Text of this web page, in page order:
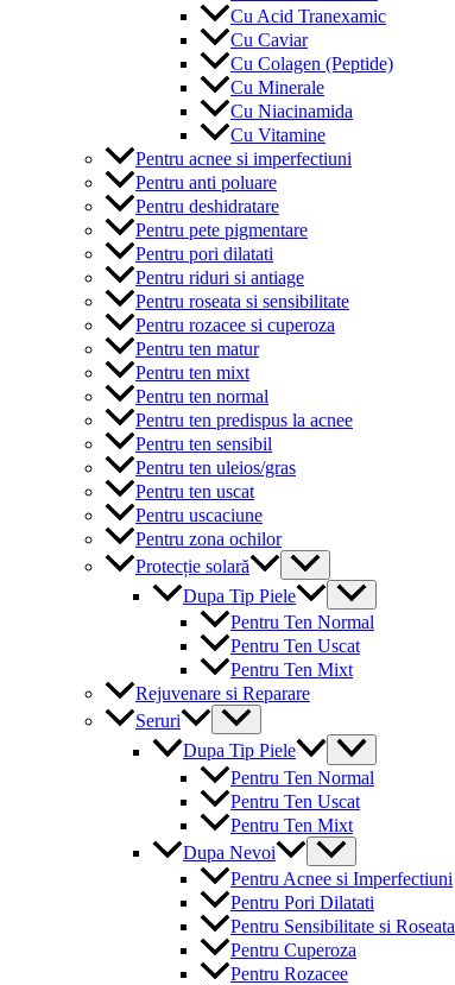
Cu Acid Tranexamic
Cu Caviar
Cu Colagen (Peptide)
Cu Minerale
Cu Niacinamida
Cu Vitamine
Pentru acnee si imperfectiuni
Pentru anti poluare
Pentru deshidratare
Pentru pete pigmentare
Pentru pori dilatati
Pentru riduri si antiage
Pentru roseata si sensibilitate
Pentru rozacee si cuperoza
Pentru ten matur
Pentru ten mixt
Pentru ten normal
Pentru ten predispus la acnee
Pentru ten sensibil
Pentru ten uleios/gras
Pentru ten uscat
Pentru uscaciune
Pentru zona ochilor
Protecție solară
Menu
Toggle
Dupa Tip Piele
Menu
Toggle
Pentru Ten Normal
Pentru Ten Uscat
Pentru Ten Mixt
Rejuvenare si Reparare
Seruri
Menu
Toggle
Dupa Tip Piele
Menu
Toggle
Pentru Ten Normal
Pentru Ten Uscat
Pentru Ten Mixt
Dupa Nevoi
Menu
Toggle
Pentru Acnee si Imperfectiuni
Pentru Pori Dilatati
Pentru Sensibilitate si Roseata
Pentru Cuperoza
Pentru Rozacee